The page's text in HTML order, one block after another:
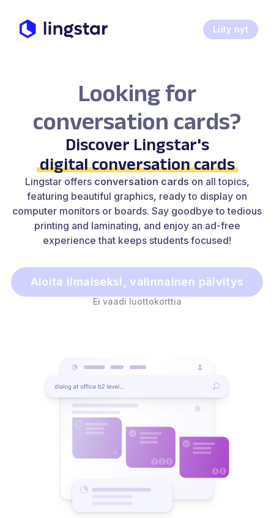
Liity nyt
Looking for
conversation cards?
Discover Lingstar's
digital conversation cards
Lingstar offers conversation cards on all topics,
featuring beautiful graphics, ready to display on
computer monitors or boards. Say goodbye to tedious
printing and laminating, and enjoy an ad-free
experience that keeps students focused!
Aloita ilmaiseksi, valinnainen päivitys
Ei vaadi luottokorttia